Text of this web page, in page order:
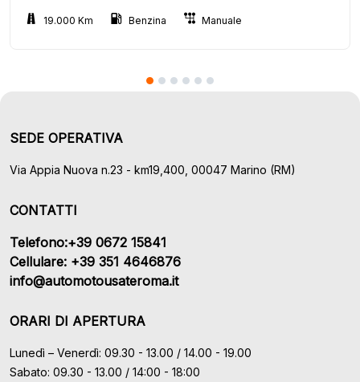
19.000 Km Benzina Manuale
SEDE OPERATIVA
Via Appia Nuova n.23 - km19,400, 00047 Marino (RM)
CONTATTI
Telefono:+39 0672 15841
Cellulare: +39 351 4646876
info@automotousateroma.it
ORARI DI APERTURA
Lunedì – Venerdì: 09.30 - 13.00 / 14.00 - 19.00
Sabato: 09.30 - 13.00 / 14:00 - 18:00